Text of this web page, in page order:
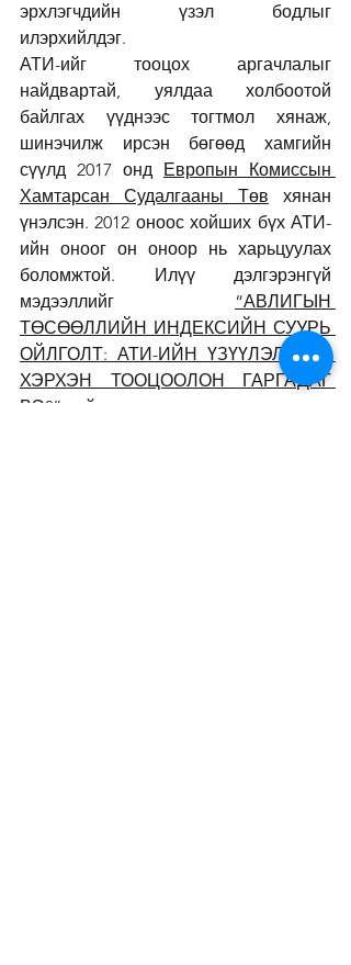
эрхлэгчдийн үзэл бодлыг
илэрхийлдэг.
АТИ-ийг тооцох аргачлалыг
найдвартай, уялдаа холбоотой
байлгах үүднээс тогтмол хянаж,
шинэчилж ирсэн бөгөөд хамгийн
сүүлд 2017 онд Европын Комиссын
Хамтарсан Судалгааны Төв хянан
үнэлсэн. 2012 оноос хойших бүх АТИ-
ийн оноог он оноор нь харьцуулах
боломжтой. Илүү дэлгэрэнгүй
мэдээллийг “АВЛИГЫН
ТӨСӨӨЛЛИЙН ИНДЕКСИЙН СУУРЬ
ОЙЛГОЛТ: АТИ-ИЙН ҮЗҮҮЛЭЛТИЙГ
ХЭРХЭН ТООЦООЛОН ГАРГАДАГ
ВЭ?” нийтлэлээс уншина уу.